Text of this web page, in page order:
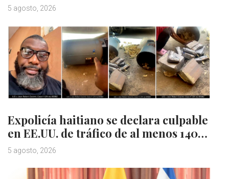
5 agosto, 2026
Expolicía haitiano se declara culpable
en EE.UU. de tráfico de al menos 140…
5 agosto, 2026